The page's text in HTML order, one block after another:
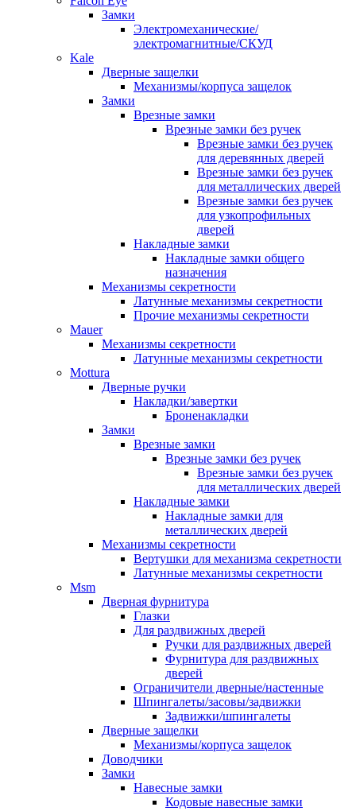
Замки
Электромеханические/
электромагнитные/СКУД
Kale
Дверные защелки
Механизмы/корпуса защелок
Замки
Врезные замки
Врезные замки без ручек
Врезные замки без ручек
для деревянных дверей
Врезные замки без ручек
для металлических дверей
Врезные замки без ручек
для узкопрофильных
дверей
Накладные замки
Накладные замки общего
назначения
Механизмы секретности
Латунные механизмы секретности
Прочие механизмы секретности
Mauer
Механизмы секретности
Латунные механизмы секретности
Mottura
Дверные ручки
Накладки/завертки
Броненакладки
Замки
Врезные замки
Врезные замки без ручек
Врезные замки без ручек
для металлических дверей
Накладные замки
Накладные замки для
металлических дверей
Механизмы секретности
Вертушки для механизма секретности
Латунные механизмы секретности
Msm
Дверная фурнитура
Глазки
Для раздвижных дверей
Ручки для раздвижных дверей
Фурнитура для раздвижных
дверей
Ограничители дверные/настенные
Шпингалеты/засовы/задвижки
Задвижки/шпингалеты
Дверные защелки
Механизмы/корпуса защелок
Доводчики
Замки
Навесные замки
Кодовые навесные замки